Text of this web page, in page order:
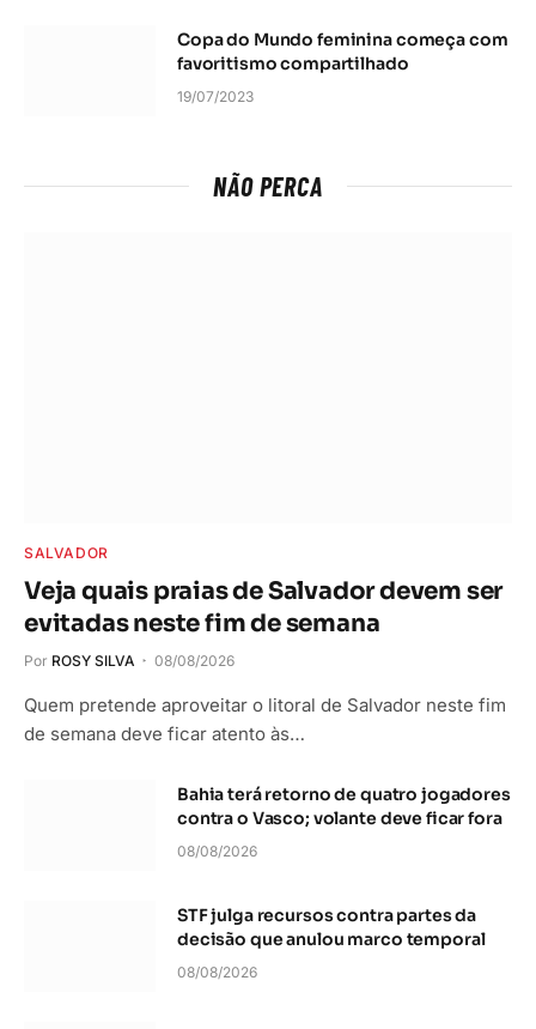
Copa do Mundo feminina começa com
favoritismo compartilhado
19/07/2023
NÃO PERCA
SALVADOR
Veja quais praias de Salvador devem ser
evitadas neste fim de semana
Por ROSY SILVA 08/08/2026
Quem pretende aproveitar o litoral de Salvador neste fim
de semana deve ficar atento às…
Bahia terá retorno de quatro jogadores
contra o Vasco; volante deve ficar fora
08/08/2026
STF julga recursos contra partes da
decisão que anulou marco temporal
08/08/2026